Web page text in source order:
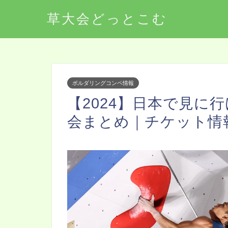
草大会どっとこむ
ボルダリングコンペ情報
【2024】日本で見に
会まとめ｜チケット情